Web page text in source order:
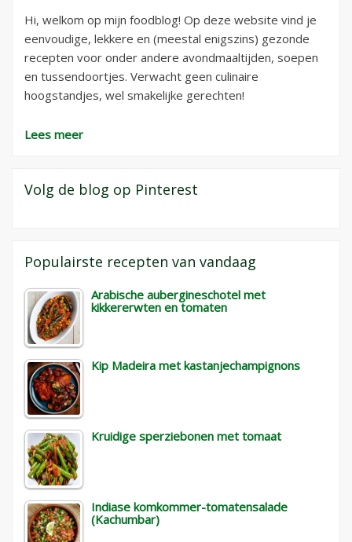
Hi, welkom op mijn foodblog! Op deze website vind je
eenvoudige, lekkere en (meestal enigszins) gezonde
recepten voor onder andere avondmaaltijden, soepen
en tussendoortjes. Verwacht geen culinaire
hoogstandjes, wel smakelijke gerechten!
Lees meer
Volg de blog op Pinterest
Populairste recepten van vandaag
Arabische aubergineschotel met
kikkererwten en tomaten
Kip Madeira met kastanjechampignons
Kruidige sperziebonen met tomaat
Indiase komkommer-tomatensalade
(Kachumbar)